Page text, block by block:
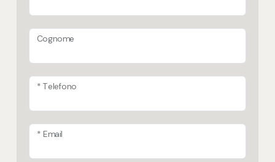
Cognome
* Telefono
* Email